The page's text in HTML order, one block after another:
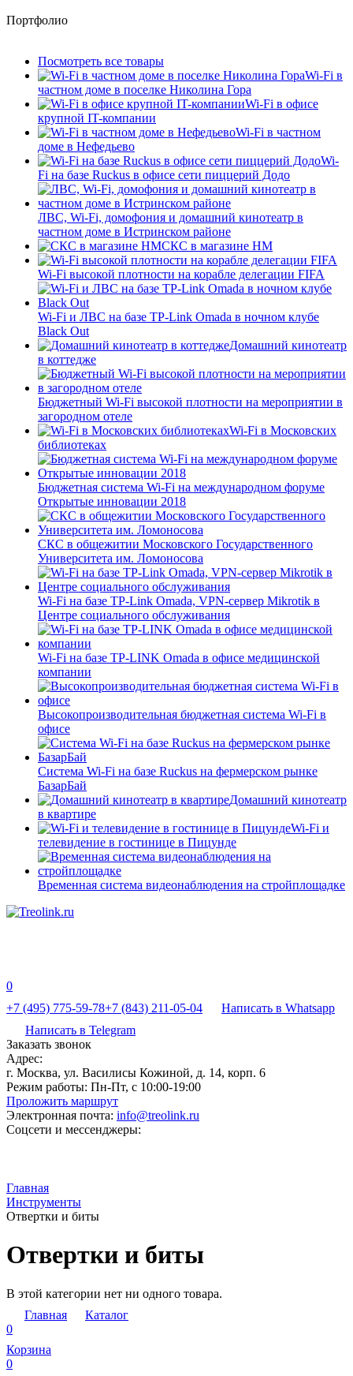
Портфолио
Посмотреть все товары
Wi-Fi в
частном доме в поселке Николина Гора
Wi-Fi в офисе
крупной IT-компании
Wi-Fi в частном
доме в Нефедьево
Wi-
Fi на базе Ruckus в офисе сети пиццерий Додо
ЛВС, Wi-Fi, домофония и домашний кинотеатр в
частном доме в Истринском районе
СКС в магазине HM
Wi-Fi высокой плотности на корабле делегации FIFA
Wi-Fi и ЛВС на базе TP-Link Omada в ночном клубе
Black Out
Домашний кинотеатр
в коттедже
Бюджетный Wi-Fi высокой плотности на мероприятии в
загородном отеле
Wi-Fi в Московских
библиотеках
Бюджетная система Wi-Fi на международном форуме
Открытые инновации 2018
СКС в общежитии Московского Государственного
Университета им. Ломоносова
Wi-Fi на базе TP-Link Omada, VPN-сервер Mikrotik в
Центре социального обслуживания
Wi-Fi на базе TP-LINK Omada в офисе медицинской
компании
Высокопроизводительная бюджетная система Wi-Fi в
офисе
Система Wi-Fi на базе Ruckus на фермерском рынке
БазарБай
Домашний кинотеатр
в квартире
Wi-Fi и
телевидение в гостинице в Пицунде
Временная система видеонаблюдения на стройплощадке
0
+7 (495) 775-59-78+7 (843) 211-05-04
Написать в Whatsapp
Написать в Telegram
Заказать звонок
Адрес:
г. Москва, ул. Василисы Кожиной, д. 14, корп. 6
Режим работы: Пн-Пт, с 10:00-19:00
Проложить маршрут
Электронная почта: info@treolink.ru
Соцсети и мессенджеры:
Главная
Инструменты
Отвертки и биты
Отвертки и биты
В этой категории нет ни одного товара.
Главная
Каталог
0
Корзина
0